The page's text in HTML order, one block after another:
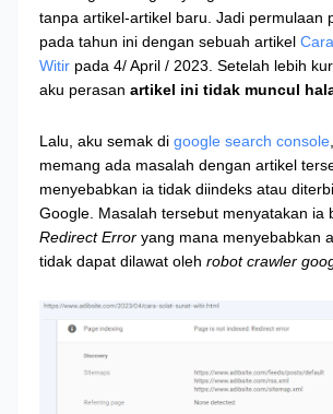
tanpa artikel-artikel baru. Jadi permulaan
pada tahun ini dengan sebuah artikel
Witir pada 4/ April / 2023. Setelah lebih
aku perasan artikel ini tidak muncul
Lalu, aku semak di google search console
memang ada masalah dengan artikel
menyebabkan ia tidak diindeks atau
Google. Masalah tersebut menyatakan ia
Redirect Error yang mana menyebabkan
tidak dapat dilawat oleh robot crawler